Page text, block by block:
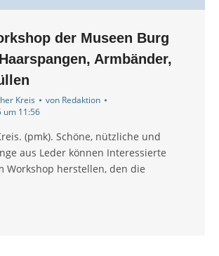
der Museen Burg
Armbänder,
Kreis von Redaktion
um 11:56
(pmk). Schöne, nützliche und
aus Leder können Interessierte
Workshop herstellen, den die